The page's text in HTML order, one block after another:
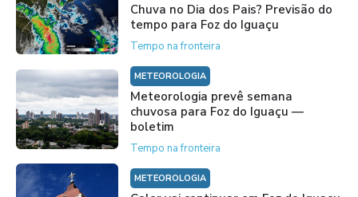
Chuva no Dia dos Pais? Previsão do
tempo para Foz do Iguaçu
Tempo na fronteira
METEOROLOGIA
Meteorologia prevê semana
chuvosa para Foz do Iguaçu —
boletim
Tempo na fronteira
METEOROLOGIA